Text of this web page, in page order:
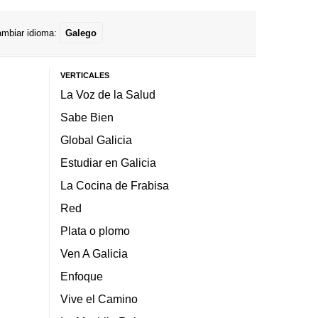
idioma: Galego
VERTICALES
La Voz de la Salud
Sabe Bien
Global Galicia
Estudiar en Galicia
La Cocina de Frabisa
Red
Plata o plomo
Ven A Galicia
Enfoque
Vive el Camino